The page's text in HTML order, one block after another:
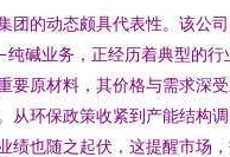
团的动态颇具代表性。该公
碱业务，正经历着典型的行
要原材料，其价格与需求深
从环保政策收紧到产能结构调
绩也随之起伏，这提醒市场